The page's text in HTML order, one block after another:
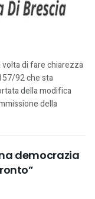
di fare chiarezza
92 che sta
della modifica
della
democrazia